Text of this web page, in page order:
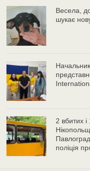
Весела,
шукає
2 вбитих
поліція